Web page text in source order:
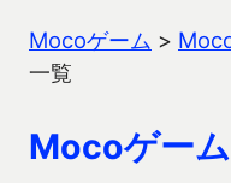
Mocoゲーム >
一覧
Mocoゲー